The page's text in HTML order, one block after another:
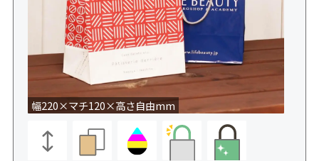
幅220×マチ120×高さ自由mm